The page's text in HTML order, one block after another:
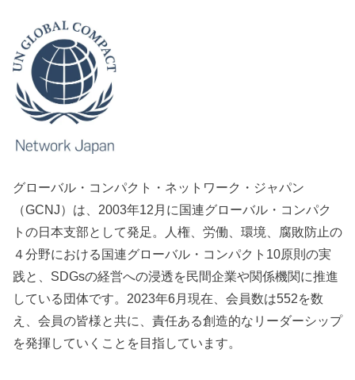
グローバル・コンパクト・ネットワーク・ジャパン
（GCNJ）は、2003年12月に国連グローバル・コンパク
トの日本支部として発足。人権、労働、環境、腐敗防止の
４分野における国連グローバル・コンパクト10原則の実
践と、SDGsの経営への浸透を民間企業や関係機関に推進
している団体です。2023年6月現在、会員数は552を数
え、会員の皆様と共に、責任ある創造的なリーダーシップ
を発揮していくことを目指しています。